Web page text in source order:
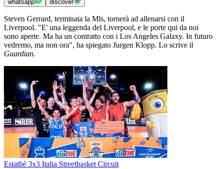
whatsapp discover
Steven Gerrard, terminata la Mls, tornerà ad allenarsi con il
Liverpool. "E' una leggenda del Liverpool, e le porte qui da noi
sono aperte. Ma ha un contratto con i Los Angeles Galaxy. In futuro
vedremo, ma non ora", ha spiegato Jurgen Klopp. Lo scrive il
Guardian.
Estathé 3x3 Italia Streetbasket Circuit